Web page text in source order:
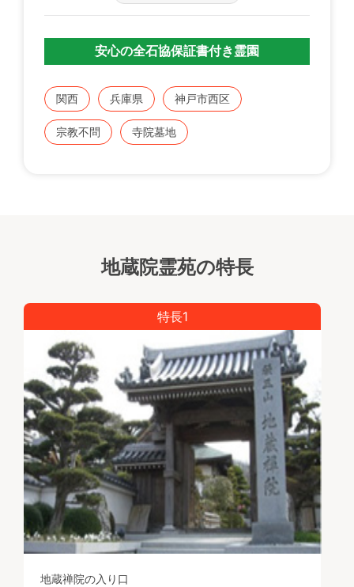
安心の全石協保証書付き霊園
関西 兵庫県 神戸市西区
宗教不問 寺院墓地
地蔵院霊苑の特長
特長1
地蔵禅院の入り口